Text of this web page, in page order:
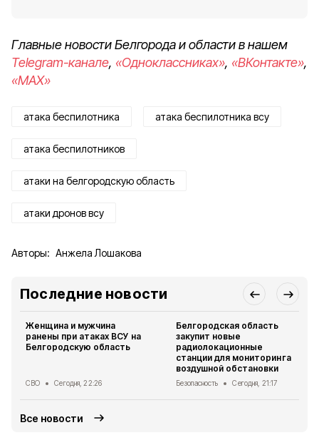
Главные новости Белгорода и области в нашем
Telegram-канале, «Одноклассниках», «ВКонтакте»,
«MAX»
атака беспилотника атака беспилотника всу
атака беспилотников
атаки на белгородскую область
атаки дронов всу
Авторы: Анжела Лошакова
Последние новости
Женщина и мужчина
ранены при атаках ВСУ на
Белгородскую область
СВО Сегодня, 22:26
Белгородская область
закупит новые
радиолокационные
станции для мониторинга
воздушной обстановки
Безопасность Сегодня, 21:17
Все новости